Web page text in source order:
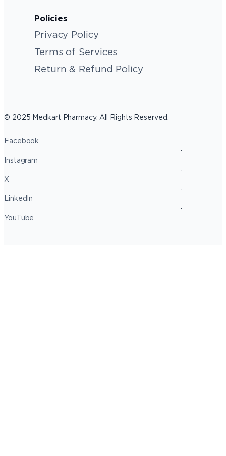
Policies
Privacy Policy
Terms of Services
Return & Refund Policy
© 2025 Medkart Pharmacy. All Rights Reserved.
Facebook
Instagram
X
LinkedIn
YouTube